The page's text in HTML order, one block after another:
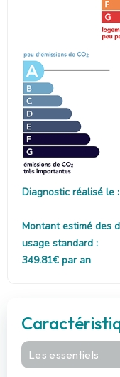
Diagnostic réalisé le
Montant estimé des
usage standard :
349.81€ par an
Les essentiels